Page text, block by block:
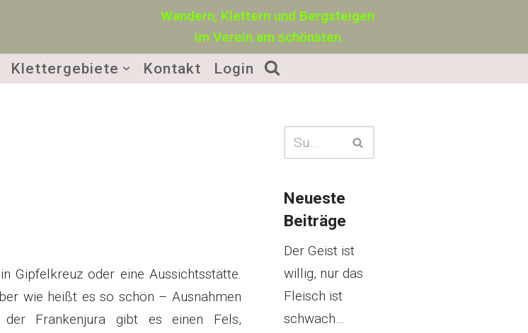
Wandern, Klettern und Bergsteigen
im Verein am schönsten
Klettergebiete Kontakt Login
Gipfelkreuz oder eine Aussichtsstätte.
wie heißt es so schön – Ausnahmen
Frankenjura gibt es einen Fels,
Neueste
Beiträge
Der Geist ist
willig, nur das
Fleisch ist
schwach…